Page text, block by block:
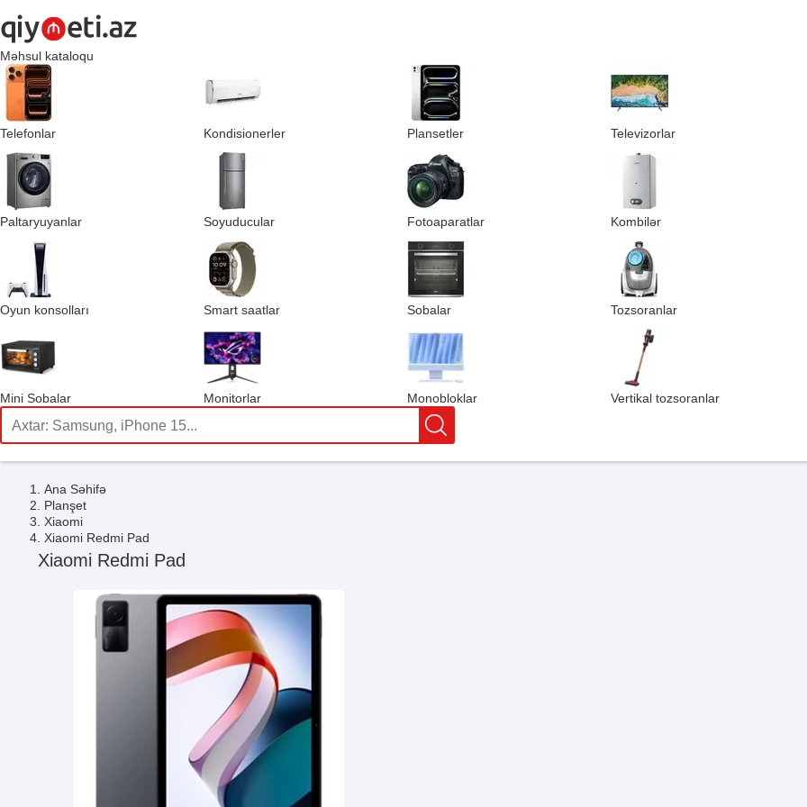
Məhsul kataloqu
Telefonlar Kondisionerler Plansetler Televizorlar
Paltaryuyanlar Soyuducular Fotoaparatlar Kombilər
Oyun konsolları Smart saatlar Sobalar Tozsoranlar
Mini Sobalar Monitorlar Monobloklar Vertikal tozsoranlar
Ana Səhifə
Planşet
Xiaomi
Xiaomi Redmi Pad
Xiaomi Redmi Pad